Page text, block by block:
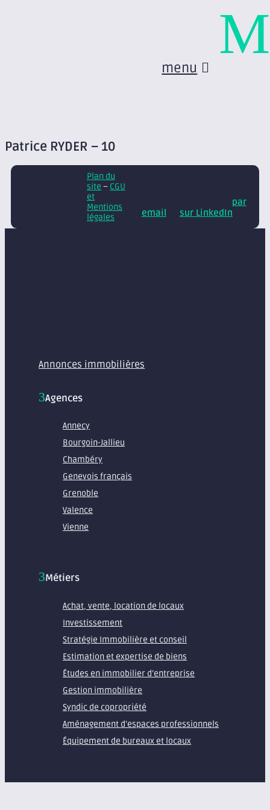
menu
Patrice RYDER – 10
Plan du
site – CGU
et
Mentions
légales
par
email
sur LinkedIn
Annonces immobilières
Agences
Annecy
Bourgoin-Jallieu
Chambéry
Genevois français
Grenoble
Valence
Vienne
Métiers
Achat, vente, location de locaux
Investissement
Stratégie Immobilière et conseil
Estimation et expertise de biens
Études en immobilier d’entreprise
Gestion immobilière
Syndic de copropriété
Aménagement d’espaces professionnels
Équipement de bureaux et locaux
M